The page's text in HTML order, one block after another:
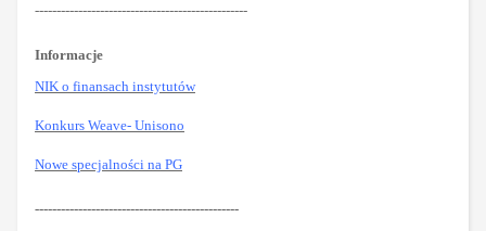
-------------------------------------------------
Informacje
NIK o finansach instytutów
Konkurs Weave- Unisono
Nowe specjalności na PG
-----------------------------------------------